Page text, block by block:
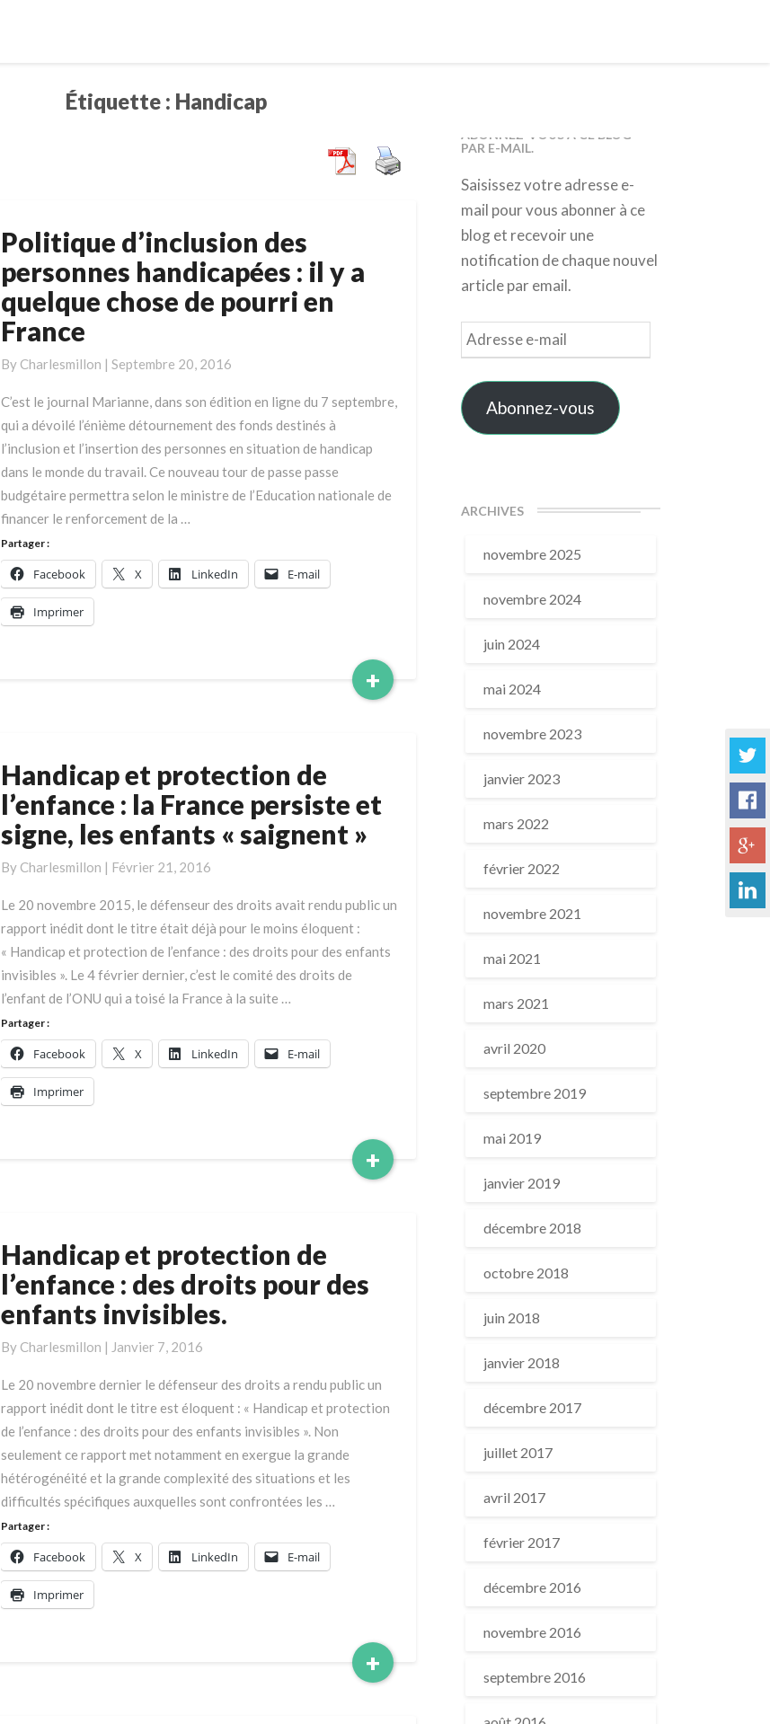
Étiquette : Handicap
Politique
des
personnes
handicapées
il
y
quelque
pourri
en
France
Politique d’inclusion des
personnes handicapées : il y a
quelque chose de pourri en
France
By Charlesmillon | Septembre 20, 2016
C’est le journal Marianne, dans son édition en ligne du 7 septembre,
qui a dévoilé l’énième détournement des fonds destinés à
l’inclusion et l’insertion des personnes en situation de handicap
dans le monde du travail. Ce nouveau tour de passe passe
budgétaire permettra selon le ministre de l’Education nationale de
financer le renforcement de la …
+Read
More
Partager :
Facebook X LinkedIn E-mail
Imprimer
Handicap
et
protection
de
l’enfance
la
France
persiste
et
signe,
les
enfants
«
saignent
»
Handicap et protection de
l’enfance : la France persiste et
signe, les enfants « saignent »
By Charlesmillon | Février 21, 2016
Le 20 novembre 2015, le défenseur des droits avait rendu public un
rapport inédit dont le titre était déjà pour le moins éloquent :
« Handicap et protection de l’enfance : des droits pour des enfants
invisibles ». Le 4 février dernier, c’est le comité des droits de
l’enfant de l’ONU qui a toisé la France à la suite …
+Read
More
Partager :
Facebook X LinkedIn E-mail
Imprimer
Handicap
et
protection
de
l’enfance
des
droits
pour
des
enfants
invisibles.
Handicap et protection de
l’enfance : des droits pour des
enfants invisibles.
By Charlesmillon | Janvier 7, 2016
Le 20 novembre dernier le défenseur des droits a rendu public un
rapport inédit dont le titre est éloquent : « Handicap et protection
de l’enfance : des droits pour des enfants invisibles ». Non
seulement ce rapport met notamment en exergue la grande
hétérogénéité et la grande complexité des situations et les
difficultés spécifiques auxquelles sont confrontées les …
+Read
More
Partager :
Facebook X LinkedIn E-mail
Imprimer
ABONNEZ-VOUS À CE BLOG
PAR E-MAIL.
Saisissez votre adresse e-
mail pour vous abonner à ce
blog et recevoir une
notification de chaque nouvel
article par email.
Adresse
e-
mail
Abonnez-vous
ARCHIVES
novembre 2025
novembre 2024
juin 2024
mai 2024
novembre 2023
janvier 2023
mars 2022
février 2022
novembre 2021
mai 2021
mars 2021
avril 2020
septembre 2019
mai 2019
janvier 2019
décembre 2018
octobre 2018
juin 2018
janvier 2018
décembre 2017
juillet 2017
avril 2017
février 2017
décembre 2016
novembre 2016
septembre 2016